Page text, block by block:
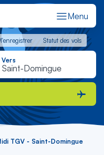
Menu
M'enregistrer Statut des vols
Statut des vols
Vers
TGV - Saint-Domingue